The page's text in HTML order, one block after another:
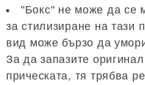
"Бокс" не може да се
за стилизиране на тази
вид може бързо да
За да запазите
прическата, тя трябва